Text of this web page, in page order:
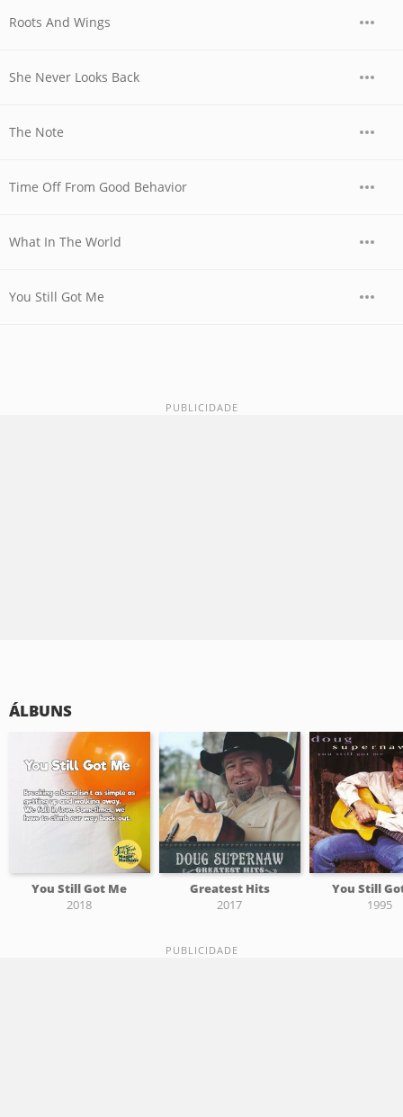
Roots And Wings
She Never Looks Back
The Note
Time Off From Good Behavior
What In The World
You Still Got Me
ÁLBUNS
You Still Got Me
2018
Greatest Hits
2017
You Still
1995